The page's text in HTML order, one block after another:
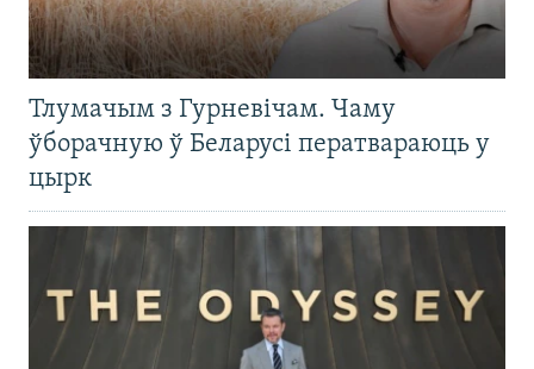
Тлумачым з Гурневічам. Чаму
ўборачную ў Беларусі ператвараюць у
цырк